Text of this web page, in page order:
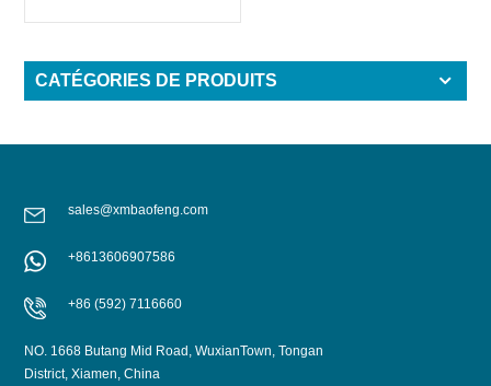
CATÉGORIES DE PRODUITS
sales@xmbaofeng.com
+8613606907586
+86 (592) 7116660
NO. 1668 Butang Mid Road, WuxianTown, Tongan
District, Xiamen, China